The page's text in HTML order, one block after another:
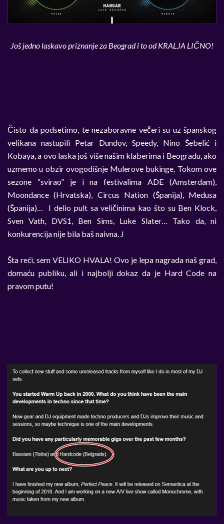
Još jedno laskavo priznanje za Beograd i to od KRALJA LIČNO!
Čisto da podsetimo, te nezaboravne večeri su uz španskog
velikana nastupili Petar Dundov, Speedy, Nino Šebelić i
Kobaya, a ovo laska još više našim klaberima i Beogradu, ako
uzmemo u obzir ovogodišnje Mulerove bukinge. Tokom ove
sezone “svirao” je i na festivalima ADE (Amsterdam),
Moondance (Hrvatska), Circus Nation (Španija), Medusa
(Španija)… I delio pult sa veličinima kao što su Ben Klock,
Sven Vath, DVS1, Ben Sims, Luke Slater… Tako da, ni
konkurencija nije bila baš naivna. J
Šta reći, sem VELIKO HVALA! Ovo je lepa nagrada naš grad,
domaću publiku, ali i najbolji dokaz da je Hard Code na
pravom putu!